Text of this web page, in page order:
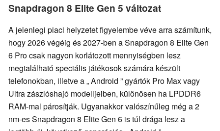
Snapdragon 8 Elite Gen 5 változat
A jelenlegi piaci helyzetet figyelembe véve arra számítunk,
hogy 2026 végéig és 2027-ben a Snapdragon 8 Elite Gen
6 Pro csak nagyon korlátozott mennyiségben lesz
megtalálható speciális játékosok számára készült
telefonokban, illetve a „ Android ” gyártók Pro Max vagy
Ultra zászlóshajó modelljeiben, különösen ha LPDDR6
RAM-mal párosítják. Ugyanakkor valószínűleg még a 2
nm-es Snapdragon 8 Elite Gen 6 is túl drága lesz a